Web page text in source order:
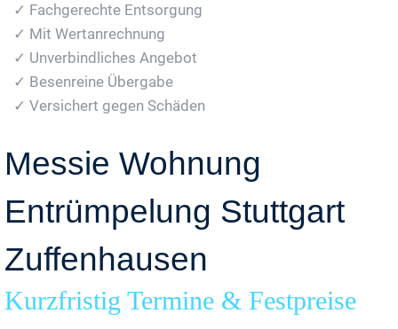
✓ Fachgerechte Entsorgung
✓ Mit Wertanrechnung
✓ Unverbindliches Angebot
✓ Besenreine Übergabe
✓ Versichert gegen Schäden
Messie Wohnung
Entrümpelung Stuttgart
Zuffenhausen
Kurzfristig Termine & Festpreise